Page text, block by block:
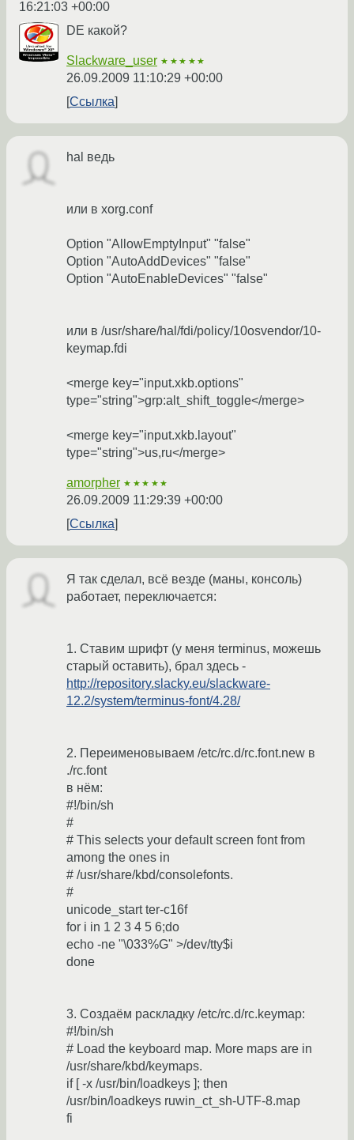
16:21:03 +00:00
DE какой?
Slackware_user ★★★★★
26.09.2009 11:10:29 +00:00
Ссылка
hal ведь
или в xorg.conf
Option "AllowEmptyInput" "false"
Option "AutoAddDevices" "false"
Option "AutoEnableDevices" "false"
или в /usr/share/hal/fdi/policy/10osvendor/10-
keymap.fdi
<merge key="input.xkb.options"
type="string">grp:alt_shift_toggle</merge>
<merge key="input.xkb.layout"
type="string">us,ru</merge>
amorpher ★★★★★
26.09.2009 11:29:39 +00:00
Ссылка
Я так сделал, всё везде (маны, консоль)
работает, переключается:
1. Ставим шрифт (у меня terminus, можешь
старый оставить), брал здесь -
http://repository.slacky.eu/slackware-
12.2/system/terminus-font/4.28/
2. Переименовываем /etc/rc.d/rc.font.new в
./rc.font
в нём:
#!/bin/sh
#
# This selects your default screen font from
among the ones in
# /usr/share/kbd/consolefonts.
#
unicode_start ter-c16f
for i in 1 2 3 4 5 6;do
echo -ne "\033%G" >/dev/tty$i
done
3. Создаём раскладку /etc/rc.d/rc.keymap:
#!/bin/sh
# Load the keyboard map. More maps are in
/usr/share/kbd/keymaps.
if [ -x /usr/bin/loadkeys ]; then
/usr/bin/loadkeys ruwin_ct_sh-UTF-8.map
fi